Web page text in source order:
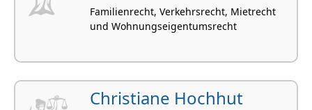
Familienrecht, Verkehrsrecht, Mietrecht
und Wohnungseigentumsrecht
Christiane Hochhut